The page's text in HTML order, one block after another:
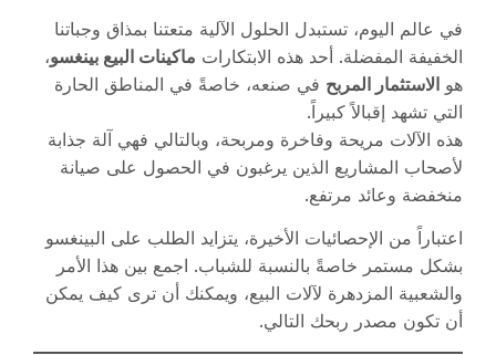
في عالم اليوم، تستبدل الحلول الآلية متعتنا بمذاق وجباتنا
الخفيفة المفضلة. أحد هذه الابتكارات ماكينات البيع بينغسو،
هو الاستثمار المربح في صنعه، خاصةً في المناطق الحارة
التي تشهد إقبالاً كبيراً.
هذه الآلات مريحة وفاخرة ومربحة، وبالتالي فهي آلة جذابة
لأصحاب المشاريع الذين يرغبون في الحصول على صيانة
منخفضة وعائد مرتفع.
اعتباراً من الإحصائيات الأخيرة، يتزايد الطلب على البينغسو
بشكل مستمر خاصةً بالنسبة للشباب. اجمع بين هذا الأمر
والشعبية المزدهرة لآلات البيع، ويمكنك أن ترى كيف يمكن
أن تكون مصدر ربحك التالي.